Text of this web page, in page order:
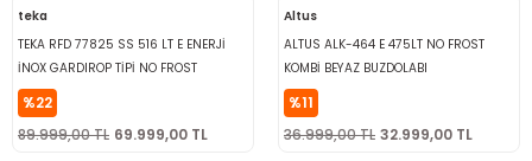
teka
TEKA RFD 77825 SS 516 LT E ENERJİ
İNOX GARDIROP TİPİ NO FROST
BUZDOLABI
%22
89.999,00 TL 69.999,00 TL
Altus
ALTUS ALK-464 E 475LT NO FROST
KOMBİ BEYAZ BUZDOLABI
%11
36.999,00 TL 32.999,00 TL